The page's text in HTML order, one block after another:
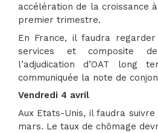
accélération de la croissance
premier trimestre.
En France, il faudra
services et composite
l’adjudication d’OAT long
communiquée la note de
Vendredi 4 avril
Aux Etats-Unis, il faudra
mars. Le taux de chômage